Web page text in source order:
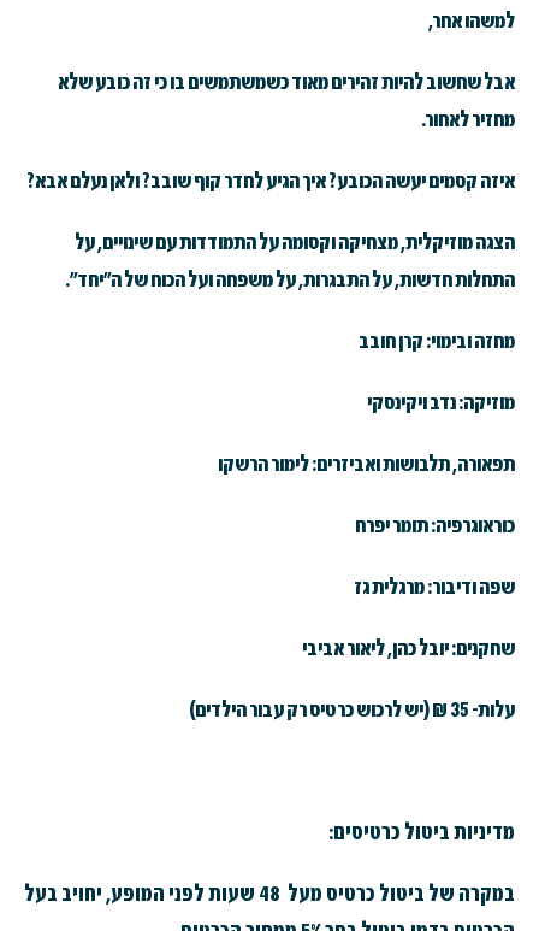
למשהו אחר,
אבל שחשוב להיות זהירים מאוד כשמשתמשים בו כי זה כובע שלא
מחזיר לאחור.
איזה קסמים יעשה הכובע? איך הגיע לחדר קוף שובב? ולאן נעלם אבא?
הצגה מוזיקלית, מצחיקה וקסומה על התמודדות עם שינויים, על
התחלות חדשות, על התבגרות, על משפחה ועל הכוח של ה"יחד".
מחזה ובימוי: קרן חובב
מוזיקה: נדב ויקינסקי
תפאורה, תלבושות ואביזרים: לימור הרשקו
כוראוגרפיה: תומר יפרח
שפה ודיבור: מרגלית גז
שחקנים: יובל כהן, ליאור אביבי
עלות- 35 ₪ (יש לרכוש כרטיס רק עבור הילדים)
מדיניות ביטול כרטיסים:
במקרה של ביטול כרטיס מעל 48 שעות לפני המופע, יחויב בעל